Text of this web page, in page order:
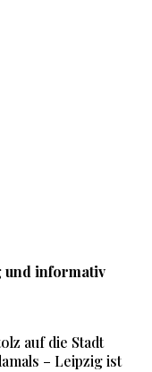
und informativ
auf die Stadt
– Leipzig ist